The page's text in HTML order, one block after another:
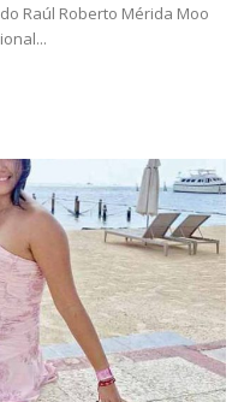
Raúl Roberto Mérida Moo